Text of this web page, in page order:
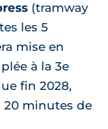
(tramway
les 5
mise en
à la 3e
fin 2028,
20 minutes de